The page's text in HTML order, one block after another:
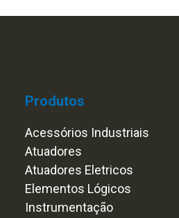
Produtos
Acessórios Industriais
Atuadores
Atuadores Eletricos
Elementos Lógicos
Instrumentação